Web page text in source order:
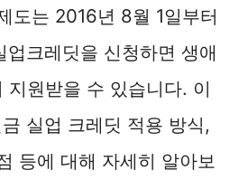
도는 2016년 8월 1일부터
업크레딧을 신청하면 생애
지원받을 수 있습니다. 이
실업 크레딧 적용 방식,
등에 대해 자세히 알아보